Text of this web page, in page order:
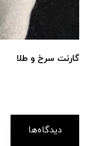
گارنت سرخ و طلا
دیدگاه‌ها